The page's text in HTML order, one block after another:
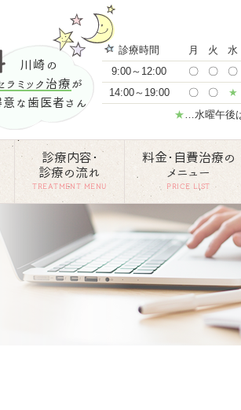
川崎の
ラミック治療が
意な歯医者さん
診療時間 月 火 水
9:00～12:00
〇 〇 〇
14:00～19:00
〇 〇 ★
★…水曜午後
診療内容･
診療の流れ
TREATMENT MENU
料金･自費治療の
メニュー
PRICE LIST